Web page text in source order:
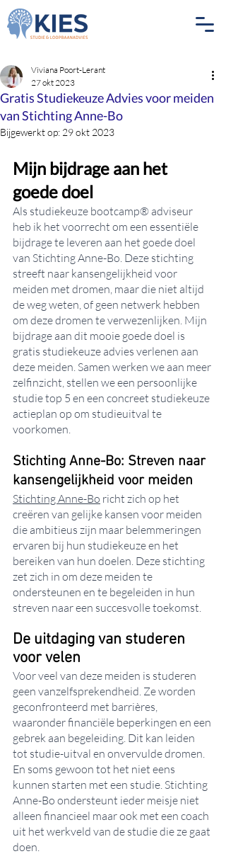
Gratis Studiekeuze Advies voor meiden
van Stichting Anne-Bo
Viviana Poort-Lerant
27 okt 2023
Bijgewerkt op: 29 okt 2023
Mijn bijdrage aan het
goede doel
Als studiekeuze bootcamp® adviseur
heb ik het voorrecht om een essentiële
bijdrage te leveren aan het goede doel
van Stichting Anne-Bo. Deze stichting
streeft naar kansengelijkheid voor
meiden met dromen, maar die niet altijd
de weg weten, of geen netwerk hebben
om deze dromen te verwezenlijken. Mijn
bijdrage aan dit mooie goede doel is
gratis studiekeuze advies verlenen aan
deze meiden. Samen werken we aan meer
zelfinzicht, stellen we een persoonlijke
studie top 5 en een concreet studiekeuze
actieplan op om studieuitval te
voorkomen.
Stichting Anne-Bo: Streven naar
kansengelijkheid voor meiden
Stichting Anne-Bo richt zich op het
creëren van gelijke kansen voor meiden
die ambitieus zijn maar belemmeringen
ervaren bij hun studiekeuze en het
bereiken van hun doelen. Deze stichting
zet zich in om deze meiden te
ondersteunen en te begeleiden in hun
streven naar een succesvolle toekomst.
De uitdaging van studeren
voor velen
Voor veel van deze meiden is studeren
geen vanzelfsprekendheid. Ze worden
geconfronteerd met barrières,
waaronder financiële beperkingen en een
gebrek aan begeleiding. Dit kan leiden
tot studie-uitval en onvervulde dromen.
En soms gewoon tot het niet eens
kunnen starten met een studie. Stichting
Anne-Bo ondersteunt ieder meisje niet
alleen financieel maar ook met een coach
uit het werkveld van de studie die ze gaat
doen.